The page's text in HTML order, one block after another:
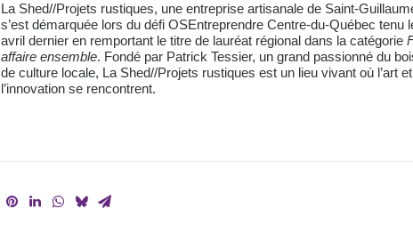
La Shed//Projets rustiques, une entreprise artisanale de Saint-
s’est démarquée lors du défi OSEntreprendre Centre-du-Québec tenu
avril dernier en remportant le titre de lauréat régional dans la catégorie
affaire ensemble. Fondé par Patrick Tessier, un grand passionné du
de culture locale, La Shed//Projets rustiques est un lieu vivant où l’art et
l’innovation se rencontrent.